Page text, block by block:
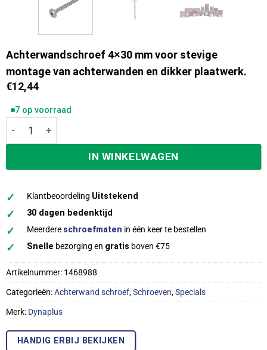
Achterwandschroef 4×30 mm voor stevige
montage van achterwanden en dikker plaatwerk.
€12,44
7 op voorraad
IN WINKELWAGEN
✓ Klantbeoordeling Uitstekend
✓ 30 dagen bedenktijd
✓ Meerdere schroefmaten in één keer te bestellen
✓ Snelle bezorging en gratis boven €75
Artikelnummer: 1468988
Categorieën:Achterwand schroef,Schroeven,Specials
Merk: Dynaplus
HANDIG ERBIJ BEKIJKEN